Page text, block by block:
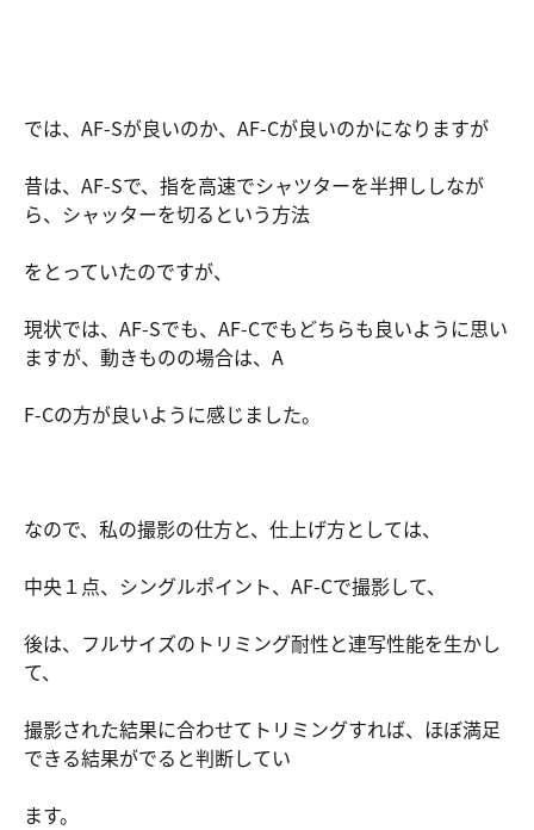
では、AF-Sが良いのか、AF-Cが良いのかになりますが
昔は、AF-Sで、指を高速でシャツターを半押ししなが
ら、シャッターを切るという方法
をとっていたのですが、
現状では、AF-Sでも、AF-Cでもどちらも良いように思い
ますが、動きものの場合は、A
F-Cの方が良いように感じました。
なので、私の撮影の仕方と、仕上げ方としては、
中央１点、シングルポイント、AF-Cで撮影して、
後は、フルサイズのトリミング耐性と連写性能を生かし
て、
撮影された結果に合わせてトリミングすれば、ほぼ満足
できる結果がでると判断してい
ます。